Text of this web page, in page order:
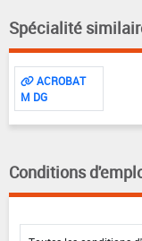
Spécialité
ACROBAT
M DG
Conditions